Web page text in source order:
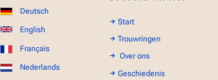
Deutsch
English
Français
Nederlands
Start
Trouwringen
Over ons
Geschiedenis